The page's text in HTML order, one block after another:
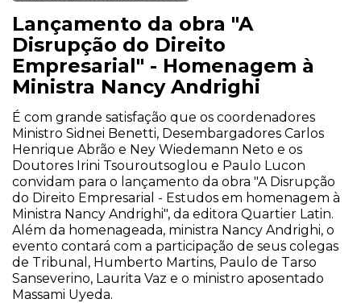
Lançamento da obra "A
Disrupção do Direito
Empresarial" - Homenagem à
Ministra Nancy Andrighi
É com grande satisfação que os coordenadores
Ministro Sidnei Benetti, Desembargadores Carlos
Henrique Abrão e Ney Wiedemann Neto e os
Doutores Irini Tsouroutsoglou e Paulo Lucon
convidam para o lançamento da obra "A Disrupção
do Direito Empresarial - Estudos em homenagem à
Ministra Nancy Andrighi", da editora Quartier Latin.
Além da homenageada, ministra Nancy Andrighi, o
evento contará com a participação de seus colegas
de Tribunal, Humberto Martins, Paulo de Tarso
Sanseverino, Laurita Vaz e o ministro aposentado
Massami Uyeda.